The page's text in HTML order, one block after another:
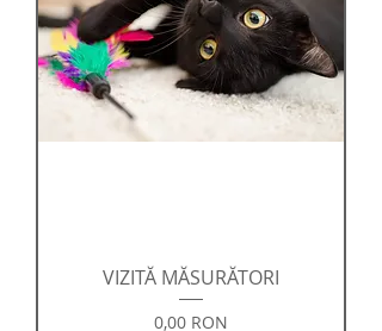
VIZITĂ MĂSURĂTORI
Preț
0,00 RON